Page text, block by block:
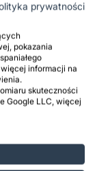
sodu
prywatności
pokazania
informacji na
skuteczności
Google LLC, więcej